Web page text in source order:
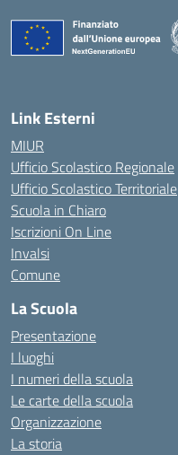
Link Esterni
MIUR
Ufficio Scolastico Regionale
Ufficio Scolastico Territoriale
Scuola in Chiaro
Iscrizioni On Line
Invalsi
Comune
La Scuola
Presentazione
I luoghi
I numeri della scuola
Le carte della scuola
Organizzazione
La storia